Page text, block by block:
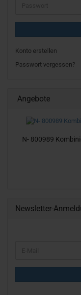
Konto erstellen
Passwort vergessen?
Angebote
N- 800989
Newsletter-